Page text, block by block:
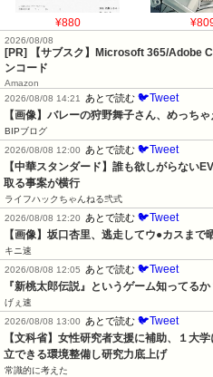
¥880
2026/08/08
[PR] 【サブスク】Microsoft 365/Adobe
ンコード
Amazon
2026/08/08 14:21
あとで読む 🐦Tweet
【画像】バレーの狩野舞子さん、めっち
BIPブログ
2026/08/08 12:00
あとで読む 🐦Tweet
【中華スタンダード】誰も欲しがらない
取る事案が横行
ライフハックちゃんねる弐式
2026/08/08 12:20
あとで読む 🐦Tweet
【画像】坂口杏里、逃走してウ●カスまで
キニ速
2026/08/08 12:05
あとで読む 🐦Tweet
『新桃太郎伝説』というゲーム知ってるか
げぇ速
2026/08/08 13:00
あとで読む 🐦Tweet
【文科省】女性研究者支援に補助、１大
立できる環境整備し研究力底上げ
常識的に考えた